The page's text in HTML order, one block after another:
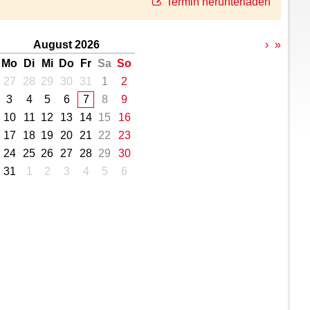
August 2026
Mo
Di Mi Do Fr Sa So
27
28 29 30 31 1
2
3
4 5 6 7 8
9
10
11 12 13 14 15
16
17
18 19 20 21 22
23
24
25 26 27 28 29
30
31
1 2 3 4 5 6
› »